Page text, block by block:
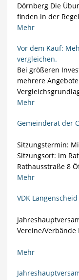
Dörnberg Die
finden in der
Mehr
Vor dem Kauf:
vergleichen.
Bei größeren
mehrere
Mehr
Gemeinderat der
Sitzungstermin:
Sitzungsort: im
Rathausstraße 8
Mehr
VDK Langenscheid
Vereine/Verbände
Mehr